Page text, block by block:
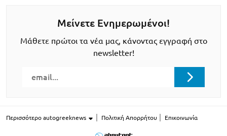
Μείνετε Ενημερωμένοι!
Μάθετε πρώτοι τα νέα μας, κάνοντας εγγραφή στο
newsletter!
Περισσότερο autogreeknews Πολιτική Απορρήτου Επικοινωνία